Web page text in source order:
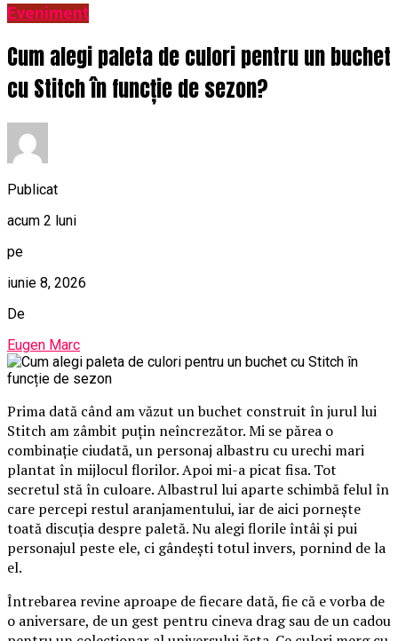
Eveniment
Cum alegi paleta de culori pentru un buchet
cu Stitch în funcție de sezon?
Publicat
acum 2 luni
pe
iunie 8, 2026
De
Eugen Marc
Prima dată când am văzut un buchet construit în jurul lui
Stitch am zâmbit puțin neîncrezător. Mi se părea o
combinație ciudată, un personaj albastru cu urechi mari
plantat în mijlocul florilor. Apoi mi-a picat fisa. Tot
secretul stă în culoare. Albastrul lui aparte schimbă felul în
care percepi restul aranjamentului, iar de aici pornește
toată discuția despre paletă. Nu alegi florile întâi și pui
personajul peste ele, ci gândești totul invers, pornind de la
el.
Întrebarea revine aproape de fiecare dată, fie că e vorba de
o aniversare, de un gest pentru cineva drag sau de un cadou